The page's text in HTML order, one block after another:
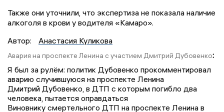
Также они уточнили, что экспертиза не показала наличие
алкоголя в крови у водителя «Камаро».
Автор:
Анастасия Куликова
Авария на проспекте Ленина с участием Дмитрий Дубовенко:
Я был за рулём: политик Дубовенко прокомментировал
аварию случившуюся на проспекте Ленина
Дмитрий Дубовенко, в ДТП с которым погибло два
человека, пытается оправдаться
Виновнику смертельного ДТП на проспекте Ленина в